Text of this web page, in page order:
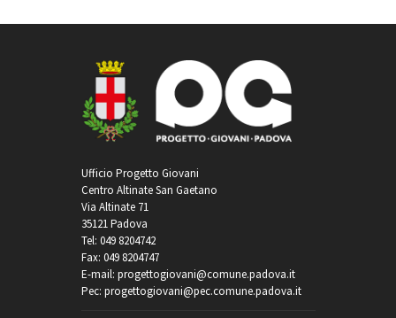
Ufficio Progetto Giovani
Centro Altinate San Gaetano
Via Altinate 71
35121 Padova
Tel: 049 8204742
Fax: 049 8204747
E-mail: progettogiovani@comune.padova.it
Pec: progettogiovani@pec.comune.padova.it